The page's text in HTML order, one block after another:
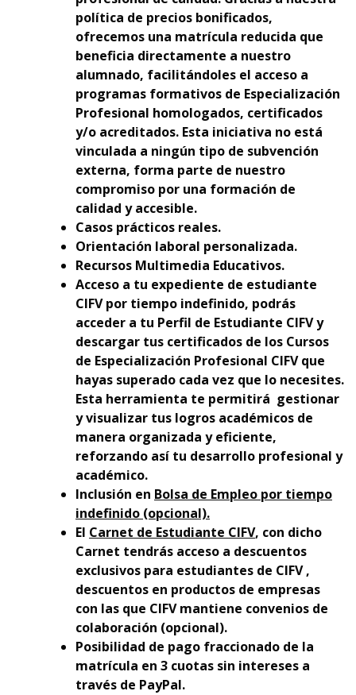
política de precios bonificados,
ofrecemos una matrícula reducida que
beneficia directamente a nuestro
alumnado, facilitándoles el acceso a
programas formativos de Especialización
Profesional homologados, certificados
y/o acreditados. Esta iniciativa no está
vinculada a ningún tipo de subvención
externa, forma parte de nuestro
compromiso por una formación de
calidad y accesible.
Casos prácticos reales.
Orientación laboral personalizada.
Recursos Multimedia Educativos.
Acceso a tu expediente de estudiante
CIFV por tiempo indefinido, podrás
acceder a tu Perfil de Estudiante CIFV y
descargar tus certificados de los Cursos
de Especialización Profesional CIFV que
hayas superado cada vez que lo necesites.
Esta herramienta te permitirá gestionar
y visualizar tus logros académicos de
manera organizada y eficiente,
reforzando así tu desarrollo profesional y
académico.
Inclusión en Bolsa de Empleo por tiempo
indefinido (opcional).
El Carnet de Estudiante CIFV, con dicho
Carnet tendrás acceso a descuentos
exclusivos para estudiantes de CIFV ,
descuentos en productos de empresas
con las que CIFV mantiene convenios de
colaboración (opcional).
Posibilidad de pago fraccionado de la
matrícula en 3 cuotas sin intereses a
través de PayPal.